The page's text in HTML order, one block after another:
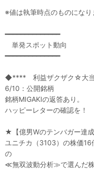
※値は執筆時点のものになり
━━━━━━━━━━━━━━
単発スポット動向
━━━━━━━━━━━━━━
◆**** 利益ザクザク☆大当
6/10：公開銘柄
銘柄MIGAKIの返答あり。
ハッピーレターの確認を！
★【億男Wのテンバガー達
ユニチカ（3103）の株価16
の
≪無双波動分析≫で選んだ